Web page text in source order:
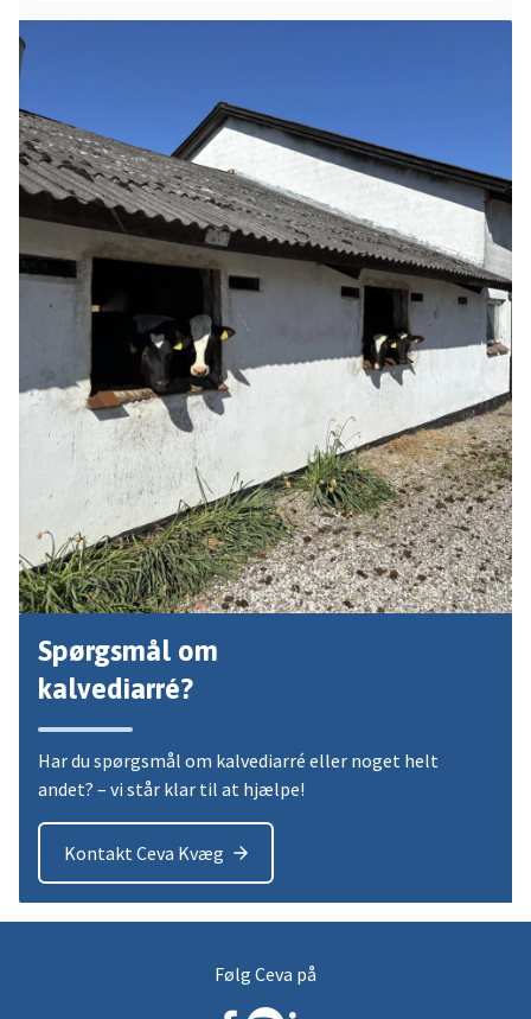
Spørgsmål om
kalvediarré?
Har du spørgsmål om kalvediarré eller noget helt
andet? – vi står klar til at hjælpe!
Kontakt Ceva Kvæg
Følg Ceva på